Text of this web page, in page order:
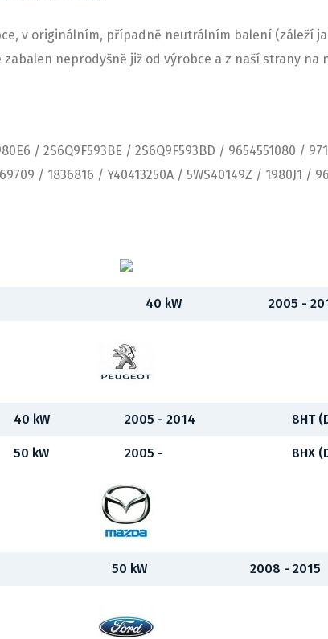
v originálním, případně neutrálním balení (záleží
neprodyšně již od výrobce a z naší strany na
/ 2S6Q9F593BE / 2S6Q9F593BD / 9654551080 /
/ 1836816 / Y40413250A / 5WS40149Z / 1980J1 /
40 kW 2005 -
40 kW 2005 - 2014 8HT
50 kW 2005 - 8HX
50 kW 2008 - 2015